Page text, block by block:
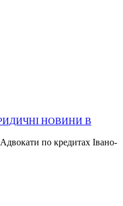
Адвокати по кредитах Івано-